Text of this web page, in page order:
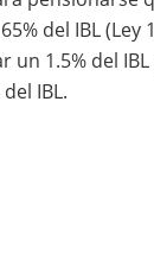
del IBL
1.5% del
IBL.